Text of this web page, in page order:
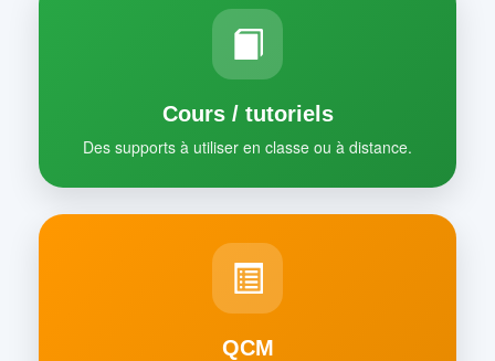
Cours / tutoriels
Des supports à utiliser en classe ou à distance.
QCM